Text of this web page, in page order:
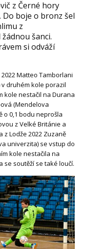
z Černé hory
Do boje o bronz šel
z
šanci.
si odváží
Matteo Tamborlani
druhém kole porazil
kole nestačil na Durana
(Mendelova
o 0,1 bodu neprošla
z Velké Británie a
z Lodže 2022 Zuzaně
univerzita) se vstup do
kole nestačila na
se soutěží se také loučí.